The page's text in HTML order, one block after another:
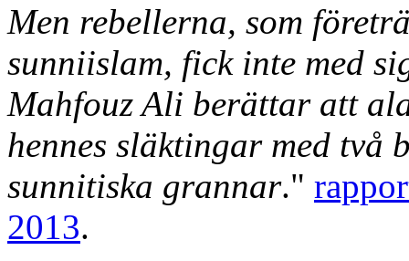
Men rebellerna, som
sunniislam, fick inte med
Mahfouz Ali berättar att
hennes släktingar med två
sunnitiska grannar."
2013.